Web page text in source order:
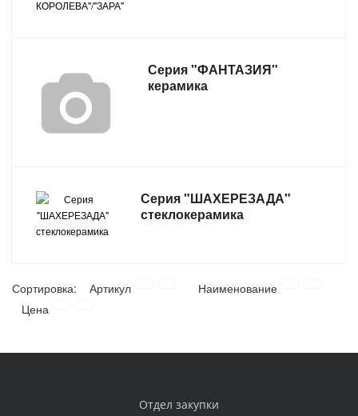
Серия "ФАНТАЗИЯ"
керамика
Серия "ШАХЕРЕЗАДА"
стеклокерамика
Сортировка: Артикул
Наименование
Цена
Отдел закупки